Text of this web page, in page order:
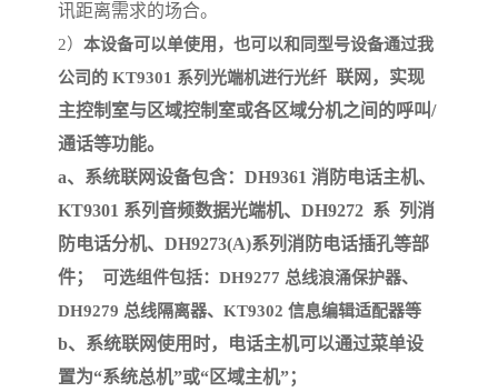
讯距离需求的场合。
2） 本设备可以单使用，也可以和同型号设备通过我
公司的 KT9301 系列光端机进行光纤 联网，实现
主控制室与区域控制室或各区域分机之间的呼叫/
通话等功能。
a、系统联网设备包含： DH9361 消防电话主机、
KT9301 系列音频数据光端机、 DH9272 系 列消
防电话分机、 DH9273(A)系列消防电话插孔等部
件；
可选组件包括： DH9277 总线浪涌保护器、
DH9279 总线隔离器、 KT9302 信息编辑适配器等
b、系统联网使用时，电话主机可以通过菜单设
置为“系统总机”或“区域主机”；